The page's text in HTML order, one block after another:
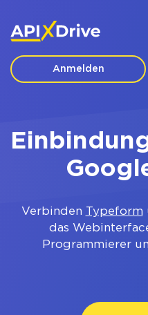
Anmelden
Verbinden Typeform
das
Programmierer